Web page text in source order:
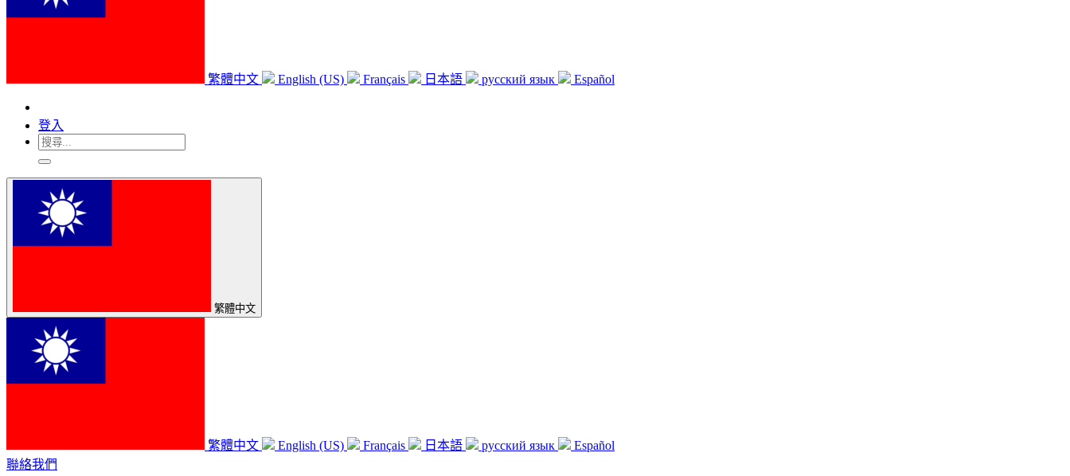
繁體中文 English (US) Français 日本語 русский язык Español
登入
繁體中文
繁體中文 English (US) Français 日本語 русский язык
Español
聯絡我們